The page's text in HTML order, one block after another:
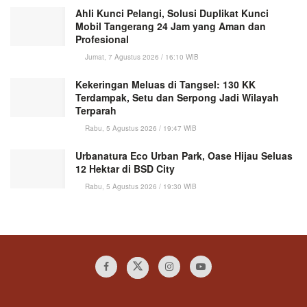
Ahli Kunci Pelangi, Solusi Duplikat Kunci
Mobil Tangerang 24 Jam yang Aman dan
Profesional
Jumat, 7 Agustus 2026 / 16:10 WIB
Kekeringan Meluas di Tangsel: 130 KK
Terdampak, Setu dan Serpong Jadi Wilayah
Terparah
Rabu, 5 Agustus 2026 / 19:47 WIB
Urbanatura Eco Urban Park, Oase Hijau Seluas
12 Hektar di BSD City
Rabu, 5 Agustus 2026 / 19:30 WIB